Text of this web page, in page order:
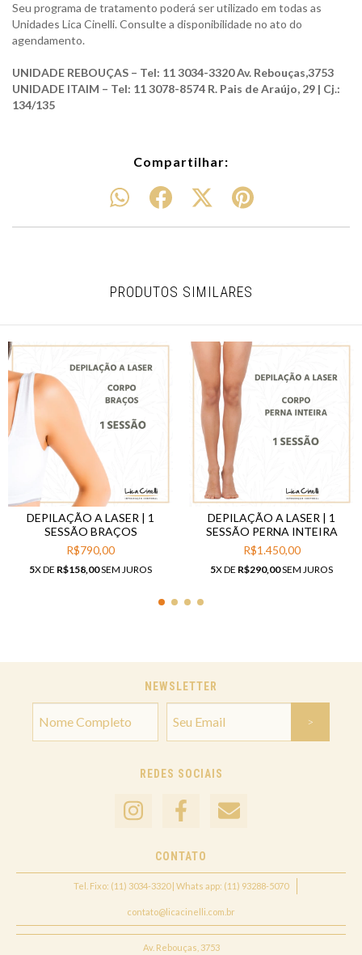
Seu programa de tratamento poderá ser utilizado em todas as
Unidades Lica Cinelli. Consulte a disponibilidade no ato do
agendamento.
UNIDADE REBOUÇAS – Tel: 11 3034-3320 Av. Rebouças,3753
UNIDADE ITAIM – Tel: 11 3078-8574 R. Pais de Araújo, 29 | Cj.:
134/135
Compartilhar:
PRODUTOS SIMILARES
DEPILAÇÃO A LASER | 1
SESSÃO BRAÇOS
R$790,00
5X DE R$158,00SEM JUROS
DEPILAÇÃO A LASER | 1
SESSÃO PERNA INTEIRA
R$1.450,00
5X DE R$290,00SEM JUROS
NEWSLETTER
REDES SOCIAIS
CONTATO
Tel. Fixo: (11) 3034-3320 | Whats app: (11) 93288-5070
contato@licacinelli.com.br
Av. Rebouças, 3753